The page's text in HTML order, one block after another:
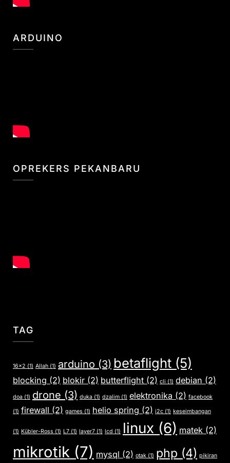
ARDUINO
OPREKERS PEKANBARU
TAG
16x2 (1) Allah (1) arduino (3) betaflight (5)
blocking (2) blokir (2) butterflight (2) cli (1) debian (2)
doa (1) drone (3) duka (1) dzalim (1) elektronika (2) facebook
(1) firewall (2) games (1) helio spring (2) i2c (1) keseimbangan
(1) Kübler-Ross (1) L7 (1) layer7 (1) lcd (1) linux (6) matek (2)
mikrotik (7) mysql (2) otak (1) php (4) pikiran